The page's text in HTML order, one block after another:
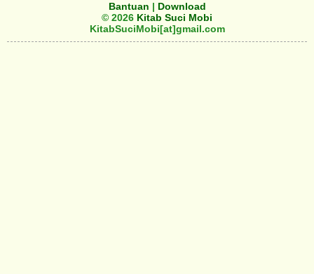
Bantuan | Download
© 2026 Kitab Suci Mobi
KitabSuciMobi[at]gmail.com